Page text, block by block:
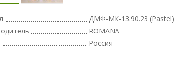
ДМФ-МК-13.90.23 (Pastel)
ROMANA
Россия